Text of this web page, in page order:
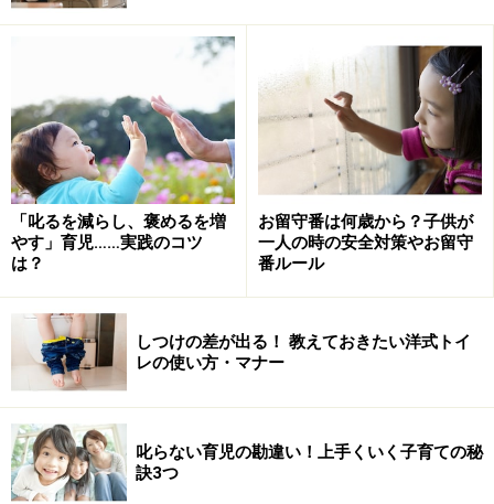
4歳児は片付けできない？ 楽しみを先延ば
しできるのは5歳から
楽しいこと、嬉しいこと、美味しいものにはすぐに飛び
つくけれど、つまらないもの、イヤなもの、美味しくな
いものは敬遠したいというのは、子どもの本能。 大人は
先々の達成、成功のために、今をガマンすることができ
ますが、それは私達が成長とともに習得してきた自己コ
ントロール力であり、生まれつきの習性ではありませ
この力が育ってくるのは、一般的に、5歳くらいになっ
てからということが心理学の研究で分かっています。よ
って、4歳くらいまでは、やりたいことを先延ばしにす
るのは、心理発達上、とても難しいことなのです。それ
にもかかわらず、お片づけは、好きなものを先延ばしす
「叱るを減らし、褒めるを増
やす」育児……実践のコツ
は？
お留守番は何歳から？子供が
一人の時の安全対策やお留守
番ルール
しつけの差が出る！ 教えておきたい洋式トイ
レの使い方・マナー
叱らない育児の勘違い！上手くいく子育ての秘
訣3つ